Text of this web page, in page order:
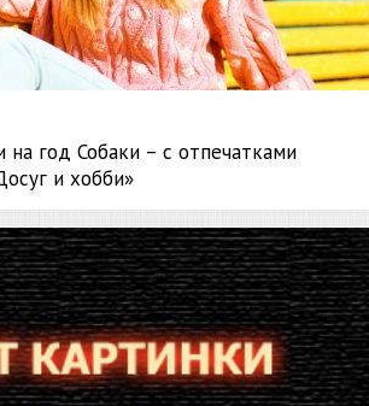
на год Собаки – с отпечатками
и хобби»